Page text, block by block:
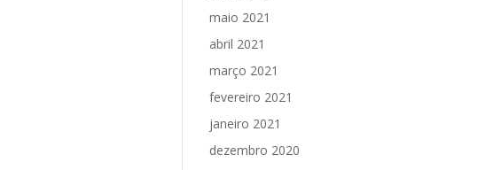
maio 2021
abril 2021
março 2021
fevereiro 2021
janeiro 2021
dezembro 2020